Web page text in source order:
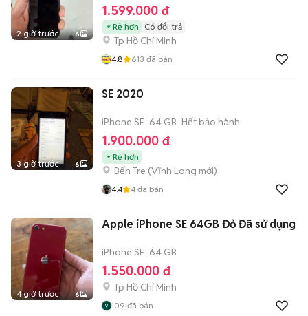
2 giờ trước 6
1.599.000 đ
Rẻ hơn Có đổi trả
Tp Hồ Chí Minh
4.8 613 đã bán
3 giờ trước 6
SE 2020
iPhone SE 64 GB Hết bảo hành
1.900.000 đ
Rẻ hơn
Bến Tre (Vĩnh Long mới)
4.4 4 đã bán
4 giờ trước 6
Apple iPhone SE 64GB Đỏ Đã sử dụng
iPhone SE 64 GB
1.550.000 đ
Tp Hồ Chí Minh
109 đã bán